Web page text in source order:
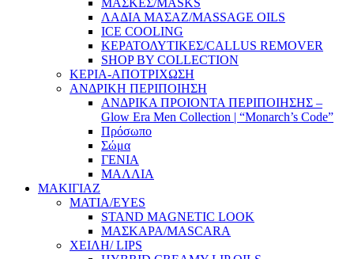
ΜΑΣΚΕΣ/MASKS
ΛΑΔΙΑ ΜΑΣΑΖ/MASSAGE OILS
ICE COOLING
ΚΕΡΑΤΟΛΥΤΙΚΕΣ/CALLUS REMOVER
SHOP BY COLLECTION
ΚΕΡΙΑ-ΑΠΟΤΡΙΧΩΣΗ
ΑΝΔΡΙΚΗ ΠΕΡΙΠΟΙΗΣΗ
ΑΝΔΡΙΚΑ ΠΡΟΙΟΝΤΑ ΠΕΡΙΠΟΙΗΣΗΣ –
Glow Era Men Collection | “Monarch’s Code”
Πρόσωπο
Σώμα
ΓΕΝΙΑ
ΜΑΛΛΙΑ
ΜΑΚΙΓΙΑΖ
ΜΑΤΙΑ/EYES
STAND MAGNETIC LOOK
ΜΑΣΚΑΡΑ/MASCARA
ΧΕΙΛΗ/ LIPS